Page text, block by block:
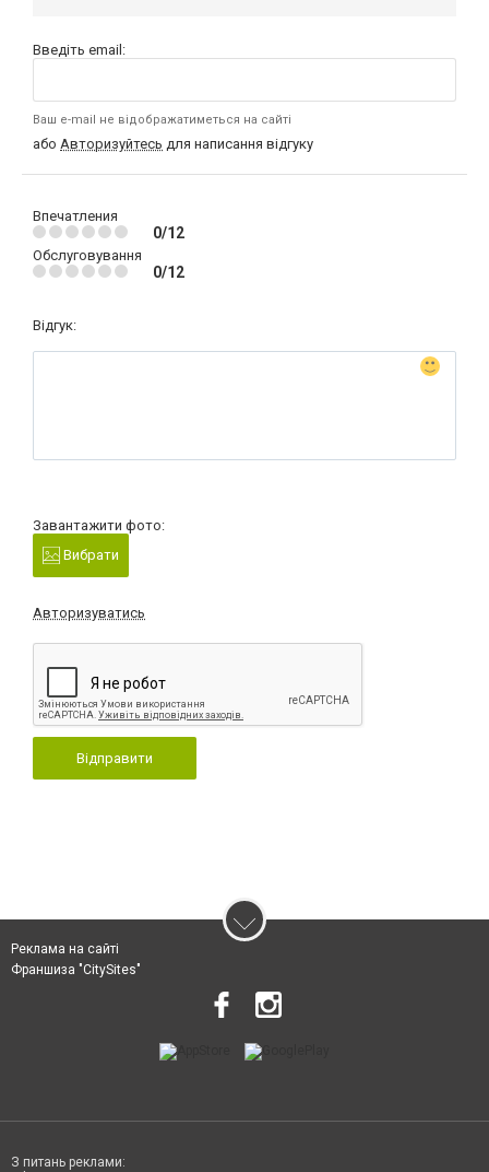
Введіть email:
Ваш e-mail не відображатиметься на сайті
або Авторизуйтесь для написання відгуку
Впечатления
0/12
Обслуговування
0/12
Відгук:
Завантажити фото:
Вибрати
Авторизуватись
Відправити
Реклама на сайті
Франшиза "CitySites"
З питань реклами: